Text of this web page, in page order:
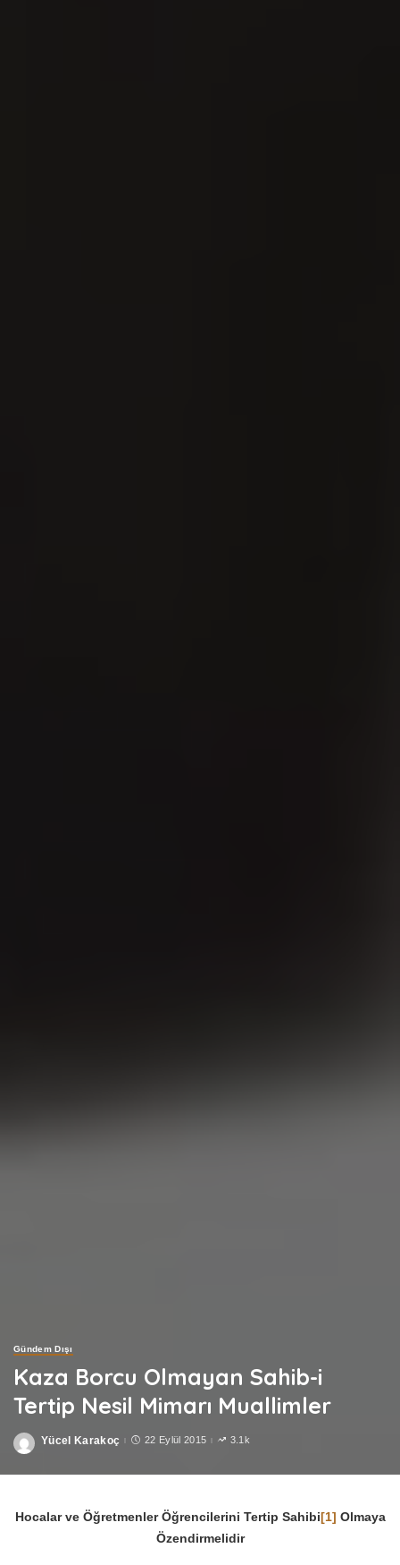
Gündem Dışı
Kaza Borcu Olmayan Sahib-i
Tertip Nesil Mimarı Muallimler
Posted
Yücel Karakoç 22 Eylül 2015 3.1k
Hocalar ve Öğretmenler Öğrencilerini Tertip Sahibi[1] Olmaya
Özendirmelidir